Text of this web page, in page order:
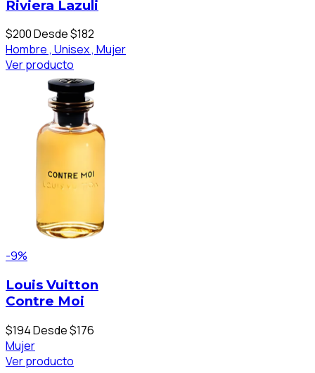
Riviera Lazuli
$200Desde $182
Hombre , Unisex , Mujer
Ver producto
-9%
Louis Vuitton
Contre Moi
$194Desde $176
Mujer
Ver producto